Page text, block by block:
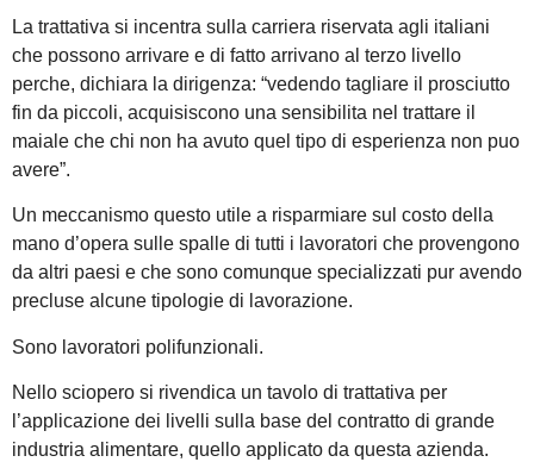
La trattativa si incentra sulla carriera riservata agli italiani
che possono arrivare e di fatto arrivano al terzo livello
perche, dichiara la dirigenza: “vedendo tagliare il prosciutto
fin da piccoli, acquisiscono una sensibilita nel trattare il
maiale che chi non ha avuto quel tipo di esperienza non puo
avere”.
Un meccanismo questo utile a risparmiare sul costo della
mano d’opera sulle spalle di tutti i lavoratori che provengono
da altri paesi e che sono comunque specializzati pur avendo
precluse alcune tipologie di lavorazione.
Sono lavoratori polifunzionali.
Nello sciopero si rivendica un tavolo di trattativa per
l’applicazione dei livelli sulla base del contratto di grande
industria alimentare, quello applicato da questa azienda.